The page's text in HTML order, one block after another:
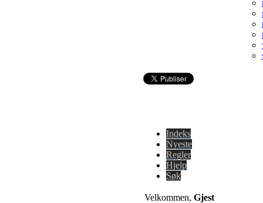
Indeks
Nyeste
Regler
Hjelp
Søk
Velkommen, Gjest